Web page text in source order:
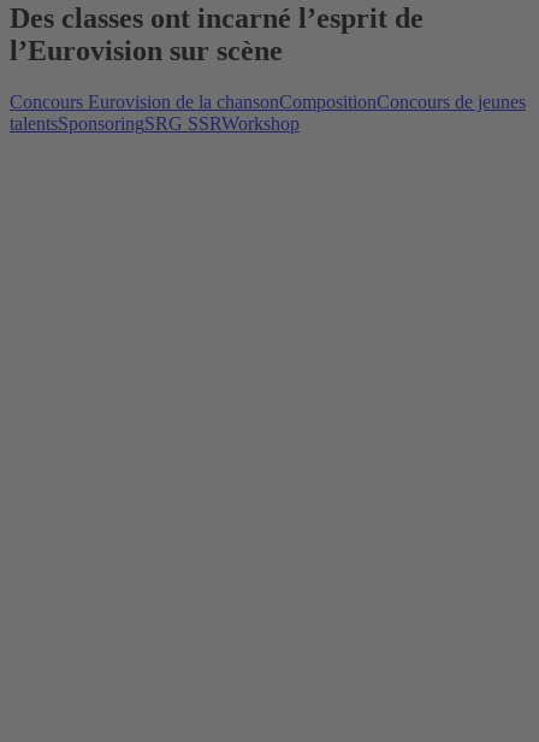
Des classes ont incarné l’esprit de
l’Eurovision sur scène
Concours Eurovision de la chansonCompositionConcours de jeunes
talentsSponsoringSRG SSRWorkshop